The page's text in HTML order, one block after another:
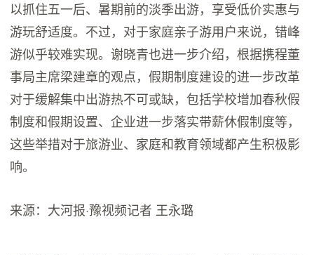
以抓住五一后、暑期前的淡季出游，享受低价实惠与
游玩舒适度。不过，对于家庭亲子游用户来说，错峰
游似乎较难实现。谢晓青也进一步介绍，根据携程董
事局主席梁建章的观点，假期制度建设的进一步改革
对于缓解集中出游热不可或缺，包括学校增加春秋假
制度和假期设置、企业进一步落实带薪休假制度等，
这些举措对于旅游业、家庭和教育领域都产生积极影
响。
来源：大河报·豫视频记者 王永璐